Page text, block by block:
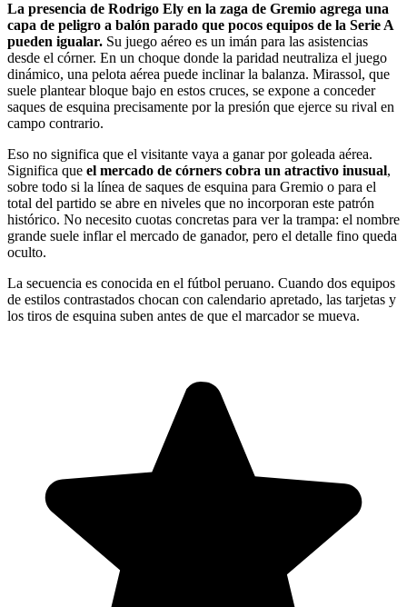
La presencia de Rodrigo Ely en la zaga de Gremio agrega una
capa de peligro a balón parado que pocos equipos de la Serie A
pueden igualar. Su juego aéreo es un imán para las asistencias
desde el córner. En un choque donde la paridad neutraliza el juego
dinámico, una pelota aérea puede inclinar la balanza. Mirassol, que
suele plantear bloque bajo en estos cruces, se expone a conceder
saques de esquina precisamente por la presión que ejerce su rival en
campo contrario.
Eso no significa que el visitante vaya a ganar por goleada aérea.
Significa que el mercado de córners cobra un atractivo inusual,
sobre todo si la línea de saques de esquina para Gremio o para el
total del partido se abre en niveles que no incorporan este patrón
histórico. No necesito cuotas concretas para ver la trampa: el nombre
grande suele inflar el mercado de ganador, pero el detalle fino queda
oculto.
La secuencia es conocida en el fútbol peruano. Cuando dos equipos
de estilos contrastados chocan con calendario apretado, las tarjetas y
los tiros de esquina suben antes de que el marcador se mueva.